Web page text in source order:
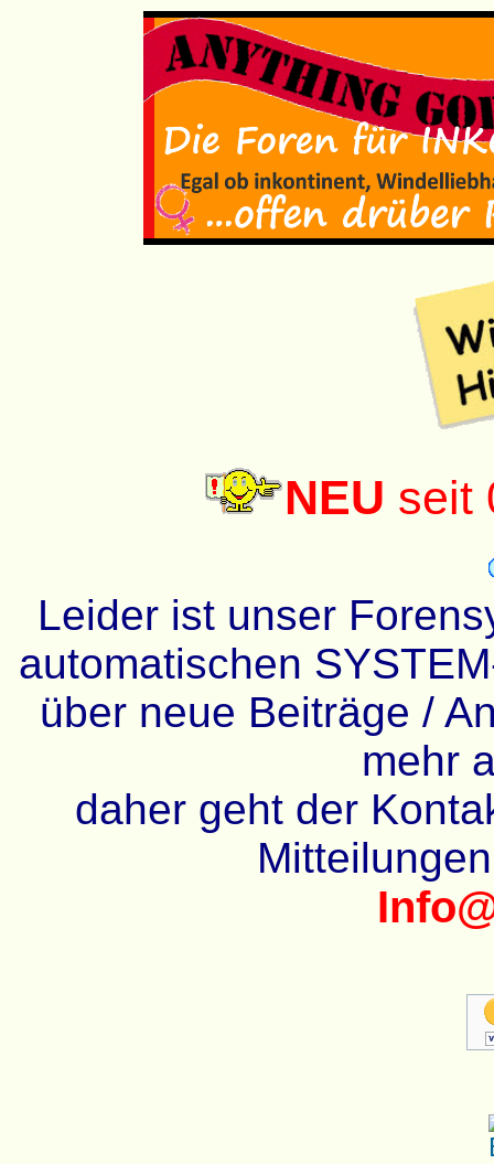
NEU seit
Leider ist unser
automatischen
über neue Beiträge /
mehr
daher geht der